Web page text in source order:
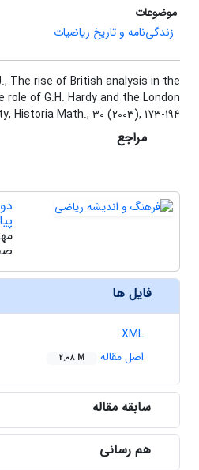
موضوعات
زندگی‌نامه و تاریخ ریاضیات
‎The rise of British analysis in the
role of G.H‎. ‎Hardy and the London
Historia Math., 30 (2003)‎, ‎173-194.
مراجع
مهر
فایل ها
XML
اصل مقاله
2.08 M
سابقه مقاله
هم رسانی